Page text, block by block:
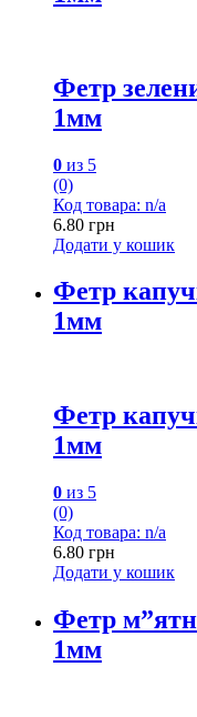
Фетр
1мм
0 из 5
(0)
Код товара: n/a
6.80 грн
Додати у кошик
Фетр
1мм
Фетр
1мм
0 из 5
(0)
Код товара: n/a
6.80 грн
Додати у кошик
Фетр
1мм